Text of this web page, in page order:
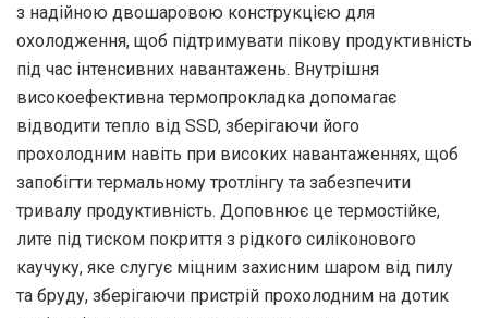
з надійною двошаровою конструкцією для
охолодження, щоб підтримувати пікову продуктивність
під час інтенсивних навантажень. Внутрішня
високоефективна термопрокладка допомагає
відводити тепло від SSD, зберігаючи його
прохолодним навіть при високих навантаженнях, щоб
запобігти термальному тротлінгу та забезпечити
тривалу продуктивність. Доповнює це термостійке,
лите під тиском покриття з рідкого силіконового
каучуку, яке слугує міцним захисним шаром від пилу
та бруду, зберігаючи пристрій прохолодним на дотик